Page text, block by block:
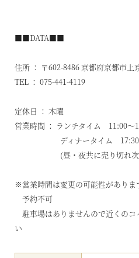
■■DATA■■
住所 ： 〒602-8486 京都府京都市上
TEL ： 075-441-4119
定休日 ： 木曜
営業時間 ： ランチタイム 11:00〜
ディナータイム 17:30〜
(昼・夜共に売り切れ次
※営業時間は変更の可能性がありま
予約不可
駐車場はありませんので近くのコ
い